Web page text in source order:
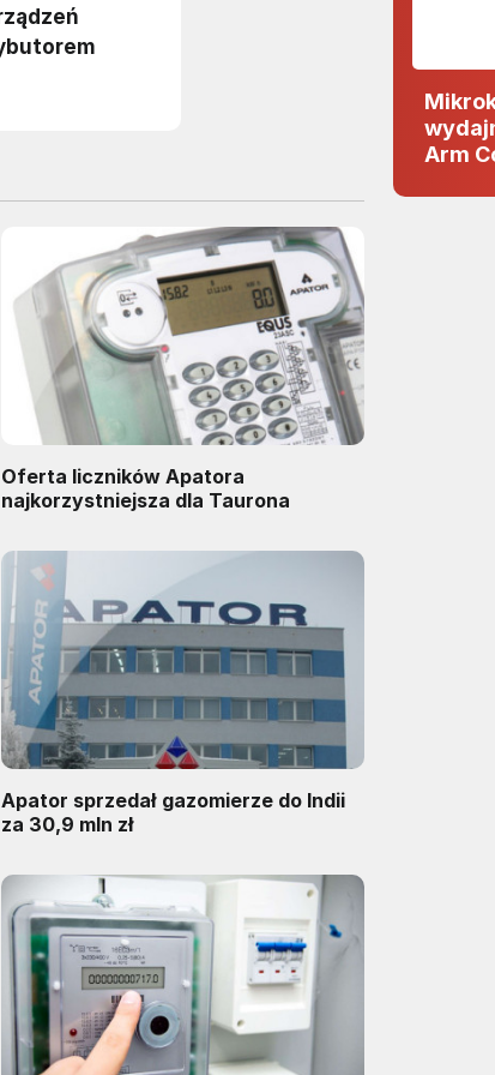
Oferta liczników Apatora
najkorzystniejsza dla Taurona
Apator sprzedał gazomierze do Indii
za 30,9 mln zł
Arm